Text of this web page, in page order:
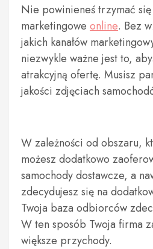
Nie powinieneś trzymać się
marketingowe online. Bez
jakich kanałów
niezwykle ważne jest to,
atrakcyjną ofertę. Musisz
jakości zdjęciach
W zależności od obszaru,
możesz dodatkowo
samochody dostawcze, a
zdecydujesz się na
Twoja baza odbiorców
W ten sposób Twoja firma
większe przychody.